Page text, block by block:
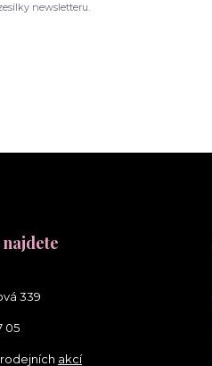
newsletteru.
339
05
akcí